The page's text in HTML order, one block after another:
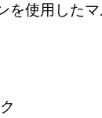
を使用した